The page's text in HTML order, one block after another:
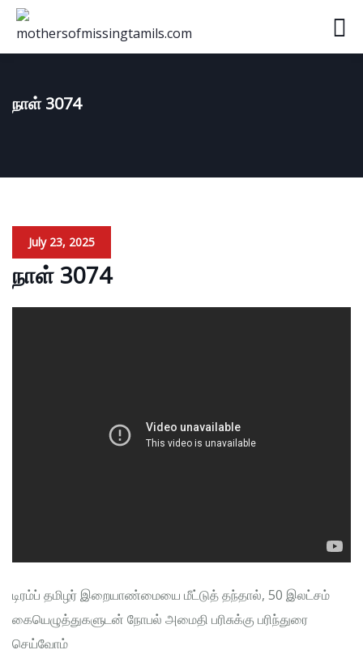
நாள் 3074
July 23, 2025
நாள் 3074
டிரம்ப் தமிழர் இறையாண்மையை மீட்டுத் தந்தால், 50 இலட்சம்
கையெழுத்துகளுடன் நோபல் அமைதி பரிசுக்கு பரிந்துரை
செய்வோம்